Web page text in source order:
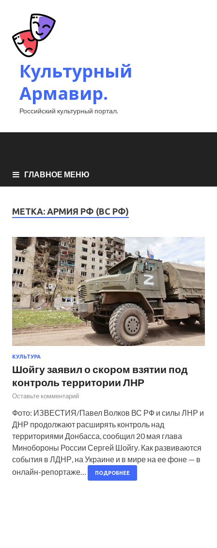
Культурный
Армавир.
Российский культурный портал.
ГЛАВНОЕ МЕНЮ
МЕТКА: АРМИЯ РФ (ВС РФ)
КУЛЬТУРА
Шойгу заявил о скором взятии под
контроль территории ЛНР
Оставьте комментарий
Фото: ИЗВЕСТИЯ/Павел Волков ВС РФ и силы ЛНР и
ДНР продолжают расширять контроль над
территориями Донбасса, сообщил 20 мая глава
Минобороны России Сергей Шойгу. Как развиваются
события в ЛДНР, на Украине и в мире на ее фоне — в
онлайн-репортаже…
ПОДРОБНЕЕ